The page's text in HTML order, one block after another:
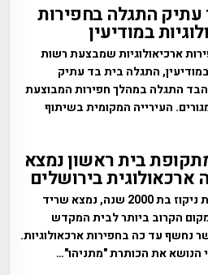
עתיק התגלה בחפירות
במודיעין
ארכיאולוגיות שמבצעת רשות
התגלה בית בד עתיק
שנה. בית הבד התגלה במהלך חפירות המבוצעת
העירייה המקומית בשיתוף
בית ראשון נמצא
ארכאולוגית בירושלים
בתוך תעלת ניקוז בת 2000 שנה, נמצא שריד
הקרוב ביותר לבית המקדש
נחשף עד כה בחפירות ארכאולוגיות.
את הכותרת "מתניהו"…